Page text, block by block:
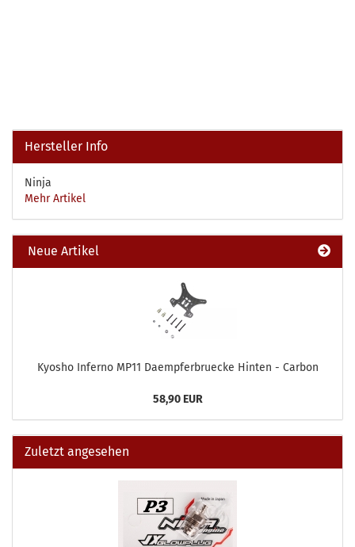
Hersteller Info
Ninja
Mehr Artikel
Neue Artikel
Kyosho Inferno MP11 Daempferbruecke Hinten - Carbon
58,90 EUR
Zuletzt angesehen